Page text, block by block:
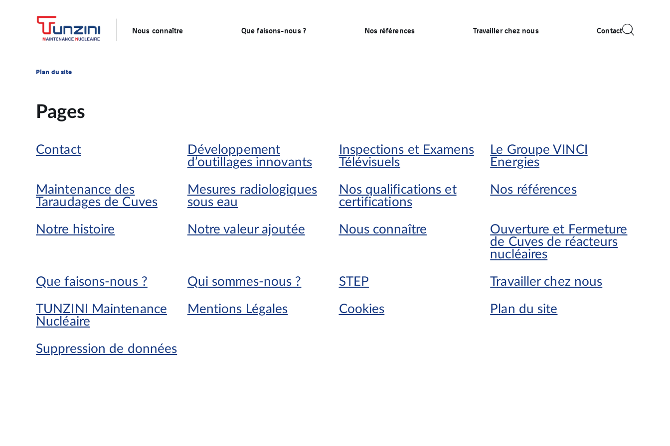
Nous connaître Que faisons-nous ? Nos références Travailler chez nous Contact
Plan du site
Pages
Contact
Développement
d’outillages innovants
Inspections et Examens
Télévisuels
Le Groupe VINCI
Energies
Maintenance des
Taraudages de Cuves
Mesures radiologiques
sous eau
Nos qualifications et
certifications
Nos références
Notre histoire Notre valeur ajoutée Nous connaître
Ouverture et Fermeture
de Cuves de réacteurs
nucléaires
Que faisons-nous ? Qui sommes-nous ? STEP Travailler chez nous
TUNZINI Maintenance
Nucléaire
Mentions Légales Cookies Plan du site
Suppression de données